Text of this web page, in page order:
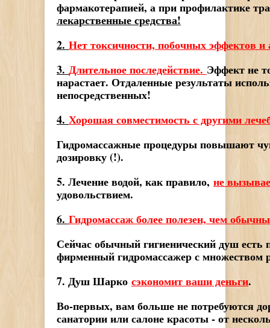
фармакотерапией, а при профилактике
лекарственные средства!
2. Нет токсичности, побочных эффектов и
3. Длительное последействие. Эффект не
нарастает. Отдаленные результаты
непосредственных!
4. Хорошая совместимость с другими
Гидромассажные процедуры повышают
дозировку (!).
5. Лечение водой, как правило, не
удовольствием.
6. Гидромассаж более полезен, чем
Сейчас обычный гигиенический душ есть
фирменный гидромассажер с множеством
7. Душ Шарко сэкономит ваши деньги.
Во-первых, вам больше не потребуются
санатории или салоне красоты - от